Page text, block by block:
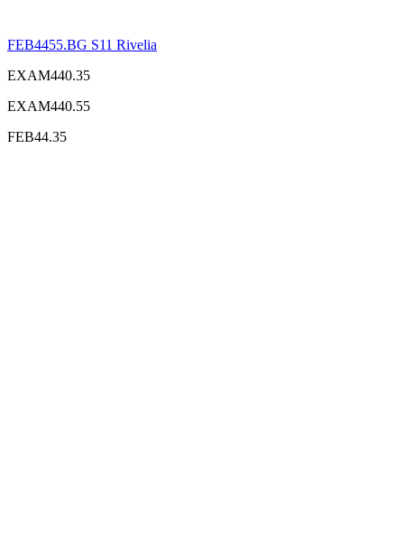
FEB4455.BG S11 Rivelia
EXAM440.35
EXAM440.55
FEB44.35